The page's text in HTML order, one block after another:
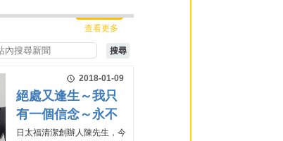
查看更多
2018-01-09
絕處又逢生～我只
有一個信念～永不
日太福清潔創辦人陳先生，今